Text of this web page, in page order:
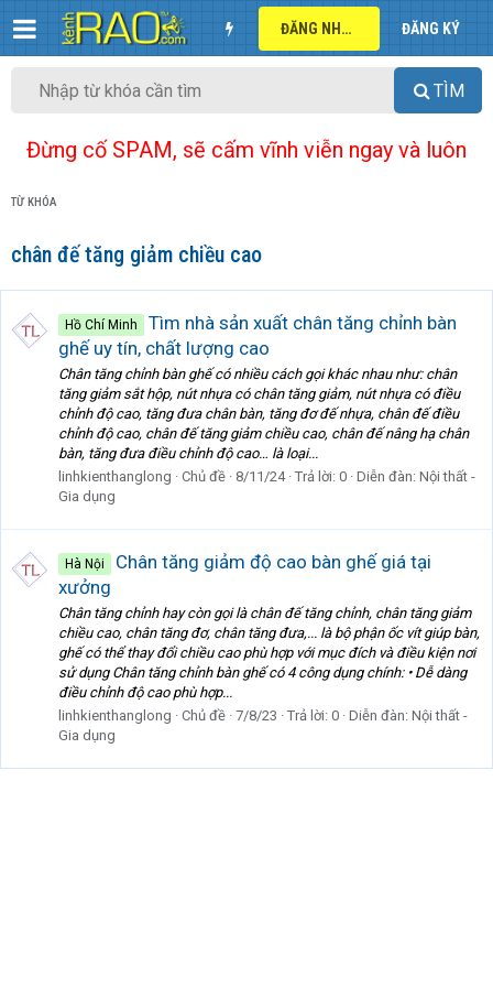
ĐĂNG NHẬP ĐĂNG KÝ
TÌM
Đừng cố SPAM, sẽ cấm vĩnh viễn ngay và luôn
TỪ KHÓA
chân đế tăng giảm chiều cao
Hồ Chí Minh
Tìm nhà sản xuất chân tăng chỉnh bàn
ghế uy tín, chất lượng cao
Chân tăng chỉnh bàn ghế có nhiều cách gọi khác nhau như: chân
tăng giảm sắt hộp, nút nhựa có chân tăng giảm, nút nhựa có điều
chỉnh độ cao, tăng đưa chân bàn, tăng đơ đế nhựa, chân đế điều
chỉnh độ cao, chân đế tăng giảm chiều cao, chân đế nâng hạ chân
bàn, tăng đưa điều chỉnh độ cao… là loại...
linhkienthanglong
Chủ đề 8/11/24 Trả lời: 0 Diễn đàn: Nội thất -
Gia dụng
Hà Nội
Chân tăng giảm độ cao bàn ghế giá tại
xưởng
Chân tăng chỉnh hay còn gọi là chân đế tăng chỉnh, chân tăng giảm
chiều cao, chân tăng đơ, chân tăng đưa,... là bộ phận ốc vít giúp bàn,
ghế có thể thay đổi chiều cao phù hợp với mục đích và điều kiện nơi
sử dụng Chân tăng chỉnh bàn ghế có 4 công dụng chính: • Dễ dàng
điều chỉnh độ cao phù hợp...
linhkienthanglong
Chủ đề 7/8/23 Trả lời: 0 Diễn đàn: Nội thất -
Gia dụng